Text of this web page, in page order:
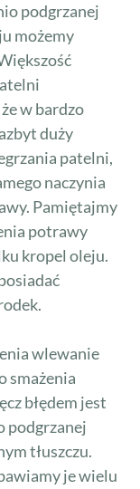
podgrzanej
możemy
w bardzo
duży
patelni,
naczynia
Pamiętajmy
potrawy
kropel oleju.
wlewanie
smażenia
błędem jest
podgrzanej
tłuszczu.
je wielu